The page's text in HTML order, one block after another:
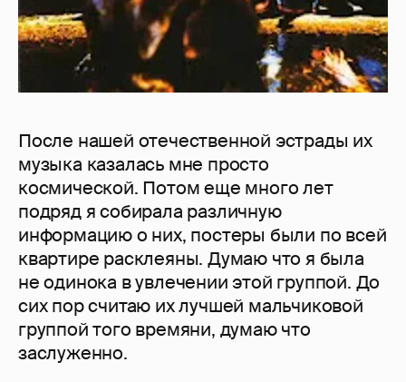
После нашей отечественной эстрады их
музыка казалась мне просто
космической. Потом еще много лет
подряд я собирала различную
информацию о них, постеры были по всей
квартире расклеяны. Думаю что я была
не одинока в увлечении этой группой. До
сих пор считаю их лучшей мальчиковой
группой того времяни, думаю что
заслуженно.